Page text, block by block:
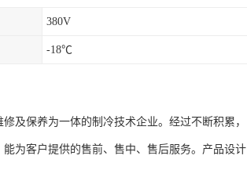
380V
-18℃
及保养为一体的制冷技术企业。经过不断积累，
为客户提供的售前、售中、售后服务。产品设计